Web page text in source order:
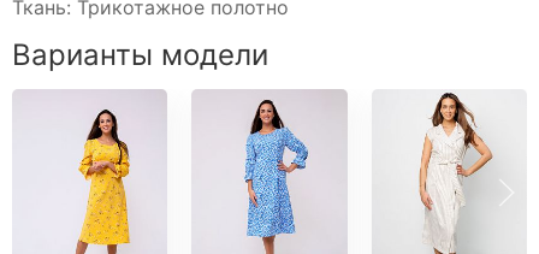
Блузы
Водолазки
Головные уборы
Джемперы
Костюмы
Ткань: Трикотажное полотно
Варианты модели